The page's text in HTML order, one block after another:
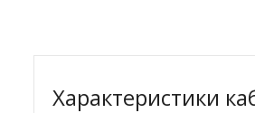
Характеристики